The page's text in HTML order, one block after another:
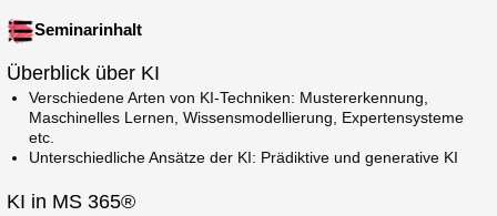
Seminarinhalt
Überblick über KI
Verschiedene Arten von KI-Techniken: Mustererkennung,
Maschinelles Lernen, Wissensmodellierung, Expertensysteme
etc.
Unterschiedliche Ansätze der KI: Prädiktive und generative KI
KI in MS 365®